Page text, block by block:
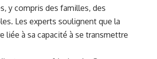
y compris des familles, des
Les experts soulignent que la
liée à sa capacité à se transmettre